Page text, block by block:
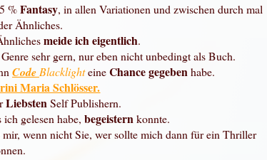
%Fantasy, in allen Variationen und zwischen durch mal
Ähnliches.
meide ich eigentlich.
sehr gern, nur eben nicht unbedingt als Buch.
CodeBlacklighteineChance gegebenhabe.
Maria Schlösser.
LiebstenSelfPublishern.
ich gelesen habe, begeisternkonnte.
mir, wenn nicht Sie, wer sollte mich dann für ein Thriller